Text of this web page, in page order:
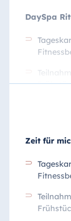
DaySpa
Zeit für